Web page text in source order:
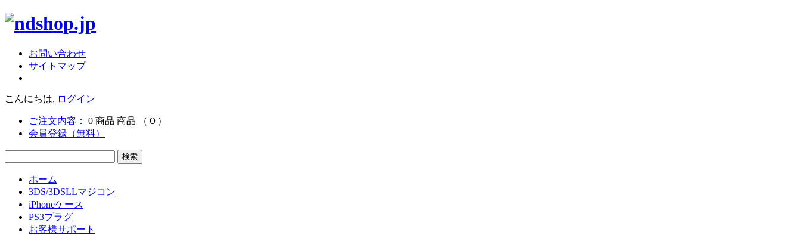
お問い合わせ
サイトマップ
こんにちは, ログイン
ご注文内容： 0 商品 商品
（０）
会員登録（無料）
ホーム
3DS/3DSLLマジコン
iPhoneケース
PS3プラグ
お客様サポート